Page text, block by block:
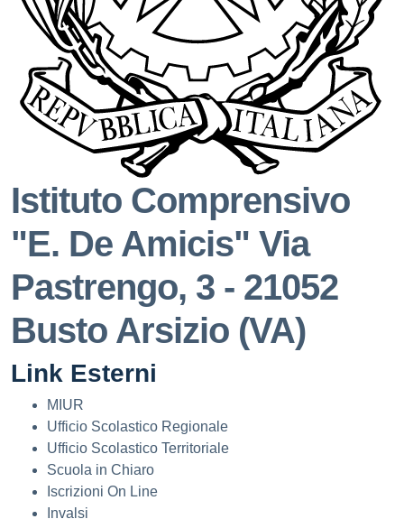
Istituto Comprensivo
"E. De Amicis" Via
Pastrengo, 3 - 21052
Busto Arsizio (VA)
Link Esterni
MIUR
Ufficio Scolastico Regionale
Ufficio Scolastico Territoriale
Scuola in Chiaro
Iscrizioni On Line
Invalsi